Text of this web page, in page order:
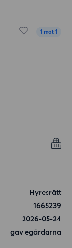
1 mot 1
Hyresrätt
1665239
2026-05-24
gavlegårdarna